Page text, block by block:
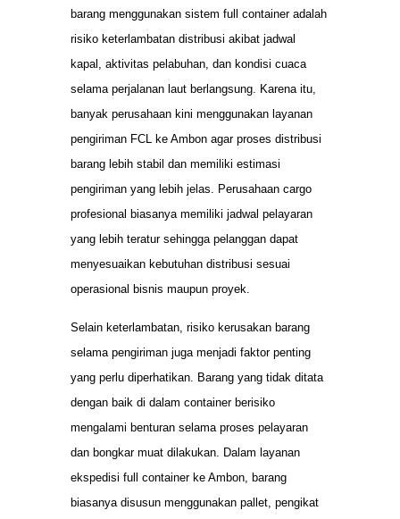
barang menggunakan sistem full container adalah
risiko keterlambatan distribusi akibat jadwal
kapal, aktivitas pelabuhan, dan kondisi cuaca
selama perjalanan laut berlangsung. Karena itu,
banyak perusahaan kini menggunakan layanan
pengiriman FCL ke Ambon agar proses distribusi
barang lebih stabil dan memiliki estimasi
pengiriman yang lebih jelas. Perusahaan cargo
profesional biasanya memiliki jadwal pelayaran
yang lebih teratur sehingga pelanggan dapat
menyesuaikan kebutuhan distribusi sesuai
operasional bisnis maupun proyek.
Selain keterlambatan, risiko kerusakan barang
selama pengiriman juga menjadi faktor penting
yang perlu diperhatikan. Barang yang tidak ditata
dengan baik di dalam container berisiko
mengalami benturan selama proses pelayaran
dan bongkar muat dilakukan. Dalam layanan
ekspedisi full container ke Ambon, barang
biasanya disusun menggunakan pallet, pengikat